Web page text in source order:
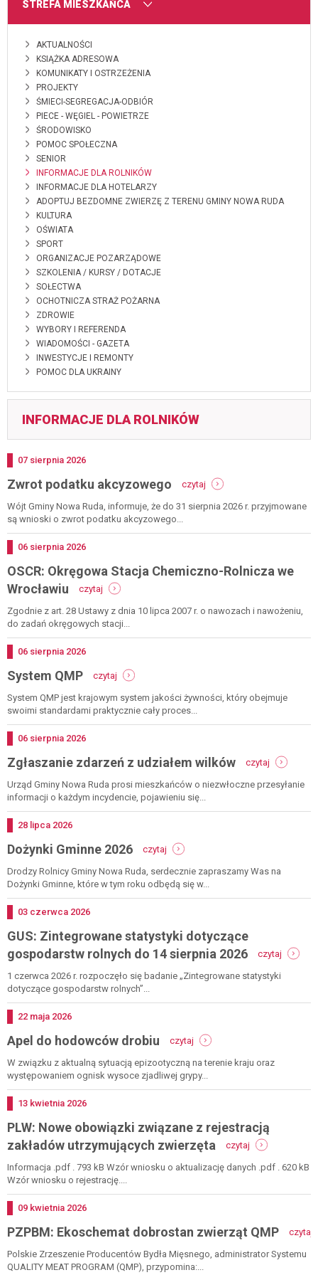
MENU
STREFA MIESZKAŃCA
AKTUALNOŚCI
KSIĄŻKA ADRESOWA
KOMUNIKATY I OSTRZEŻENIA
PROJEKTY
ŚMIECI-SEGREGACJA-ODBIÓR
PIECE - WĘGIEL - POWIETRZE
ŚRODOWISKO
POMOC SPOŁECZNA
SENIOR
INFORMACJE DLA ROLNIKÓW
INFORMACJE DLA HOTELARZY
ADOPTUJ BEZDOMNE ZWIERZĘ Z TERENU GMINY NOWA RUDA
KULTURA
OŚWIATA
SPORT
ORGANIZACJE POZARZĄDOWE
SZKOLENIA / KURSY / DOTACJE
SOŁECTWA
OCHOTNICZA STRAŻ POŻARNA
ZDROWIE
WYBORY I REFERENDA
WIADOMOŚCI - GAZETA
INWESTYCJE I REMONTY
POMOC DLA UKRAINY
INFORMACJE DLA ROLNIKÓW
Dodano
07 sierpnia 2026
Zwrot podatku akcyzowego czytaj
zwrot
podatku
Wójt Gminy Nowa Ruda, informuje, że do 31 sierpnia 2026 r. przyjmowane
są wnioski o zwrot podatku akcyzowego...
Dodano
06 sierpnia 2026
OSCR: Okręgowa Stacja Chemiczno-Rolnicza we
Wrocławiu
czytaj
oscr:
okręgowa
stacja
wrocławiu
Zgodnie z art. 28 Ustawy z dnia 10 lipca 2007 r. o nawozach i nawożeniu,
do zadań okręgowych stacji...
Dodano
06 sierpnia 2026
System QMP czytaj
system
qmp
System QMP jest krajowym system jakości żywności, który obejmuje
swoimi standardami praktycznie cały proces...
Dodano
06 sierpnia 2026
Zgłaszanie zdarzeń z udziałem wilków czytaj
zgłaszanie
zdarzeń
Urząd Gminy Nowa Ruda prosi mieszkańców o niezwłoczne przesyłanie
informacji o każdym incydencie, pojawieniu się...
Dodano
28 lipca 2026
Dożynki Gminne 2026 czytaj
dożynki
gminne
2026
Drodzy Rolnicy Gminy Nowa Ruda, serdecznie zapraszamy Was na
Dożynki Gminne, które w tym roku odbędą się w...
Dodano
03 czerwca 2026
GUS: Zintegrowane statystyki dotyczące
gospodarstw rolnych do 14 sierpnia 2026
czytaj
gus:
1 czerwca 2026 r. rozpoczęło się badanie „Zintegrowane statystyki
dotyczące gospodarstw rolnych”...
Dodano
22 maja 2026
Apel do hodowców drobiu czytaj
apel
do
hodowców
W związku z aktualną sytuacją epizootyczną na terenie kraju oraz
występowaniem ognisk wysoce zjadliwej grypy...
Dodano
13 kwietnia 2026
PLW: Nowe obowiązki związane z rejestracją
zakładów utrzymujących zwierzęta
czytaj
plw:
nowe
zakładów
zwierzęta
Informacja .pdf . 793 kB Wzór wniosku o aktualizację danych .pdf . 620 kB
Wzór wniosku o rejestrację....
Dodano
09 kwietnia 2026
PZPBM: Ekoschemat dobrostan zwierząt QMP czytaj
Polskie Zrzeszenie Producentów Bydła Mięsnego, administrator Systemu
QUALITY MEAT PROGRAM (QMP), przypomina:...